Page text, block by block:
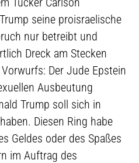
seine proisraelische
nur betreibt und
Dreck am Stecken
Der Jude Epstein
Ausbeutung
Trump soll sich in
Diesen Ring habe
Geldes oder des Spaßes
im Auftrag des